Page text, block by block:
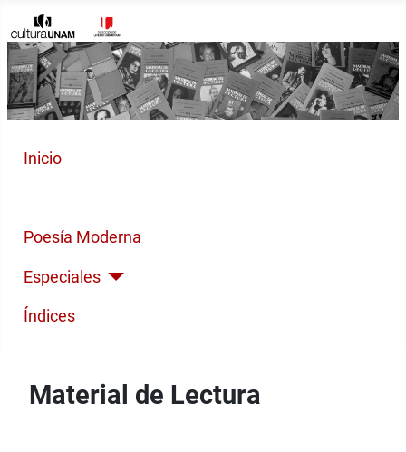
Inicio
Poesía Moderna
Especiales
Índices
Material de Lectura